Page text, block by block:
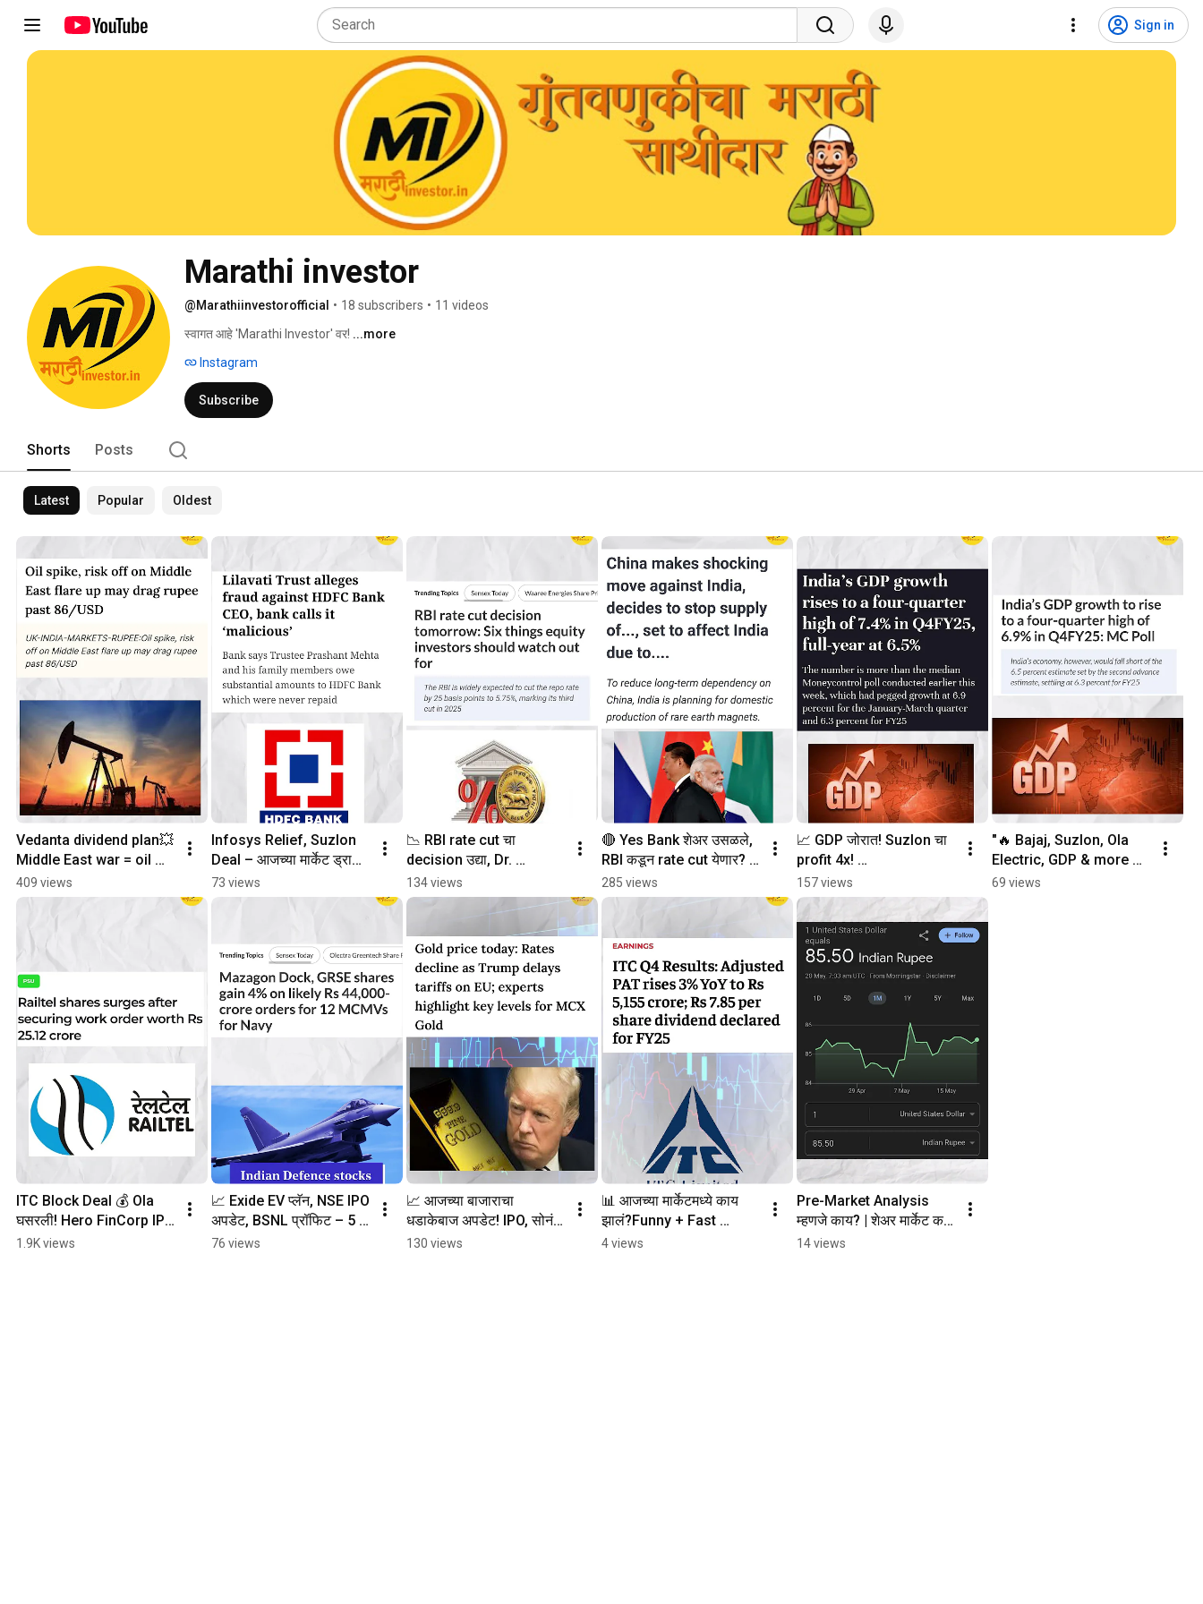
Sign in
Marathi investor
@Marathiinvestorofficial • 18 subscribers • 11 videos
स्वागत आहे 'Marathi Investor' वर! ...more
Instagram
Subscribe
Shorts Posts
Latest Popular Oldest
Vedanta dividend plan💥
Middle East war = oil
spike! #stocks
#marathiinvestor
409 views
Infosys Relief, Suzlon
Deal – आजच्या मार्केट ड्रामा
एकदम थेट!
#StockMarketNews
73 views
📉 RBI rate cut चा
decision उद्या, Dr.
Reddy’s deal जोरात!
#MarathiFinance
#InvestingInMarathi
134 views
🔴 Yes Bank शेअर उसळले,
RBI कडून rate cut येणार?
#MarathiInvestor
#investmentmarathi
285 views
📈 GDP जोरात! Suzlon चा
profit 4x!
#SuzlonEnergy
#GDPIndia
#MarathiInvestor
#StockMarketNews
#marathi
157 views
"🔥 Bajaj, Suzlon, Ola
Electric, GDP & more –
आजच्या मार्केटच्या 30-sec
69 views
ITC Block Deal 💰 Ola
घसरली! Hero FinCorp IPO
🔜 RailTel ऑर्डर 🚀 |
1.9K views
📈 Exide EV प्लॅन, NSE IPO
अपडेट, BSNL प्रॉफिट – 5
मार्केट न्यूज फक्त 50 सेकंदात!
76 views
📈 आजच्या बाजाराचा
धडाकेबाज अपडेट! IPO, सोनं
आणि मोठ्या बातम्या – फक्त 60
130 views
📊 आजच्या मार्केटमध्ये काय
झालं?Funny + Fast
अपडेट्स एका मिनिटात!
4 views
Pre-Market Analysis
म्हणजे काय? | शेअर मार्केट कसं
चालतं याचं सुरुवातीचं पाऊल
14 views